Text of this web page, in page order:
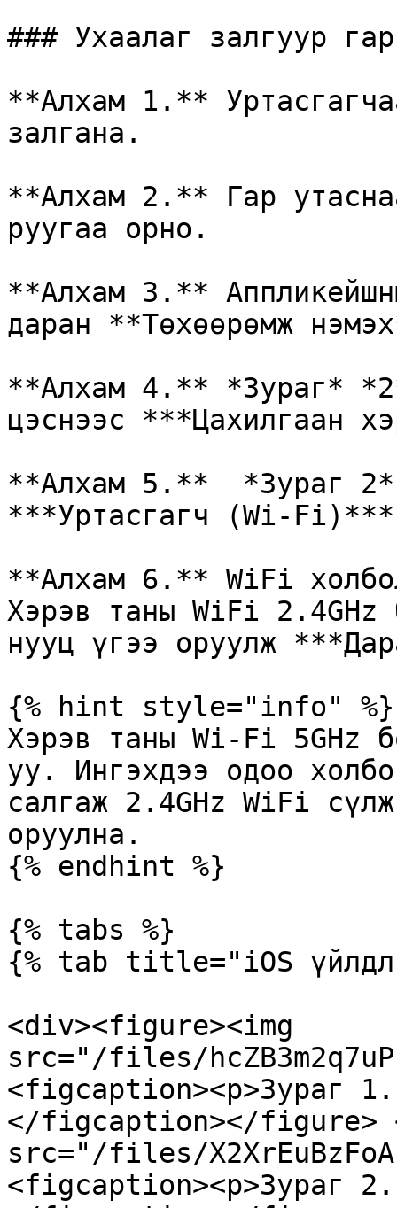
### Ухаалаг залгуур
**Алхам 1.**
залгана.
**Алхам 2.** Гар
руугаа орно.
**Алхам 3.**
даран **Төхөөрөмж
**Алхам 4.** *Зураг*
цэснээс ***Цахилгаан
**Алхам 5.**  *Зураг 2*-
***Уртасгагч (Wi-
**Алхам 6.** WiFi
Хэрэв таны WiFi
нууц үгээ оруулж
{% hint style="info" %}
Хэрэв таны Wi-Fi 5GHz
уу. Ингэхдээ одоо
салгаж 2.4GHz WiFi
оруулна.
{% endhint %}
{% tabs %}
{% tab title="iOS
<div><figure><img
src="/files/
<figcaption><p>Зураг
</figcaption></figure>
src="/files/
<figcaption><p>Зураг 2.